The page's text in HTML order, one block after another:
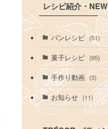
レシピ紹介・
パンレシピ (51)
菓子レシピ (95)
手作り動画 (3)
お知らせ (11)